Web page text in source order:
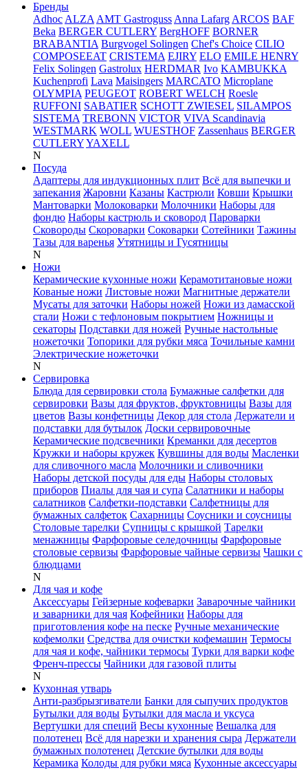
Бренды
Adhoc ALZA AMT Gastroguss Anna Lafarg ARCOS BAF
Beka BERGER CUTLERY BergHOFF BORNER
BRABANTIA Burgvogel Solingen Chef's Choice CILIO
COMPOSEEAT CRISTEMA EJIRY ELO EMILE HENRY
Felix Solingen Gastrolux HERDMAR Ivo KAMBUKKA
Kuchenprofi Lava Maisingers MARCATO Microplane
OLYMPIA PEUGEOT ROBERT WELCH Roesle
RUFFONI SABATIER SCHOTT ZWIESEL SILAMPOS
SISTEMA TREBONN VICTOR VIVA Scandinavia
WESTMARK WOLL WUESTHOF Zassenhaus BERGER
CUTLERYYAXELL
N
Посуда
Адаптеры для индукционных плит Всё для выпечки и
запекания Жаровни Казаны Кастрюли Ковши Крышки
Мантоварки Молоковарки Молочники Наборы для
фондю Наборы кастрюль и сковород Пароварки
Сковороды Скороварки Соковарки Сотейники Тажины
Тазы для варенья Утятницы и Гусятницы
N
Ножи
Керамические кухонные ножи Керамотитановые ножи
Кованые ножи Листовые ножи Магнитные держатели
Мусаты для заточки Наборы ножей Ножи из дамасской
стали Ножи с тефлоновым покрытием Ножницы и
секаторы Подставки для ножей Ручные настольные
ножеточки Топорики для рубки мяса Точильные камни
Электрические ножеточки
N
Сервировка
Блюда для сервировки стола Бумажные салфетки для
сервировки Вазы для фруктов, фруктовницы Вазы для
цветов Вазы конфетницы Декор для стола Держатели и
подставки для бутылок Доски сервировочные
Керамические подсвечники Креманки для десертов
Кружки и наборы кружек Кувшины для воды Масленки
для сливочного масла Молочники и сливочники
Наборы детской посуды для еды Наборы столовых
приборов Пиалы для чая и супа Салатники и наборы
салатников Салфетки-подставки Салфетницы для
бумажных салфеток Сахарницы Соусники и соусницы
Столовые тарелки Супницы с крышкой Тарелки
менажницы Фарфоровые селедочницы Фарфоровые
столовые сервизы Фарфоровые чайные сервизы Чашки с
блюдцами
N
Для чая и кофе
Аксессуары Гейзерные кофеварки Заварочные чайники
и заварники для чая Кофейники Наборы для
приготовления кофе на песке Ручные механические
кофемолки Средства для очистки кофемашин Термосы
для чая и кофе, чайники термосы Турки для варки кофе
Френч-прессы Чайники для газовой плиты
N
Кухонная утварь
Анти-разбрызгиватели Банки для сыпучих продуктов
Бутылки для воды Бутылки для масла и уксуса
Вертушки для специй Весы кухонные Вешалка для
полотенец Всё для нарезки и хранения сыра Держатели
бумажных полотенец Детские бутылки для воды
Керамика Колоды для рубки мяса Кухонные аксессуары